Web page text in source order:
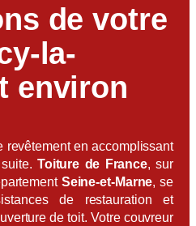
de votre
la-
environ
revêtement en accomplissant
Toiture de France, sur
Seine-et-Marne, se
de restauration et
de toit. Votre couvreur